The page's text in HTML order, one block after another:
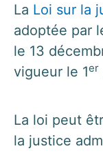
La Loi sur la
adoptée par
le 13
vigueur le 1er
La loi peut
la justice